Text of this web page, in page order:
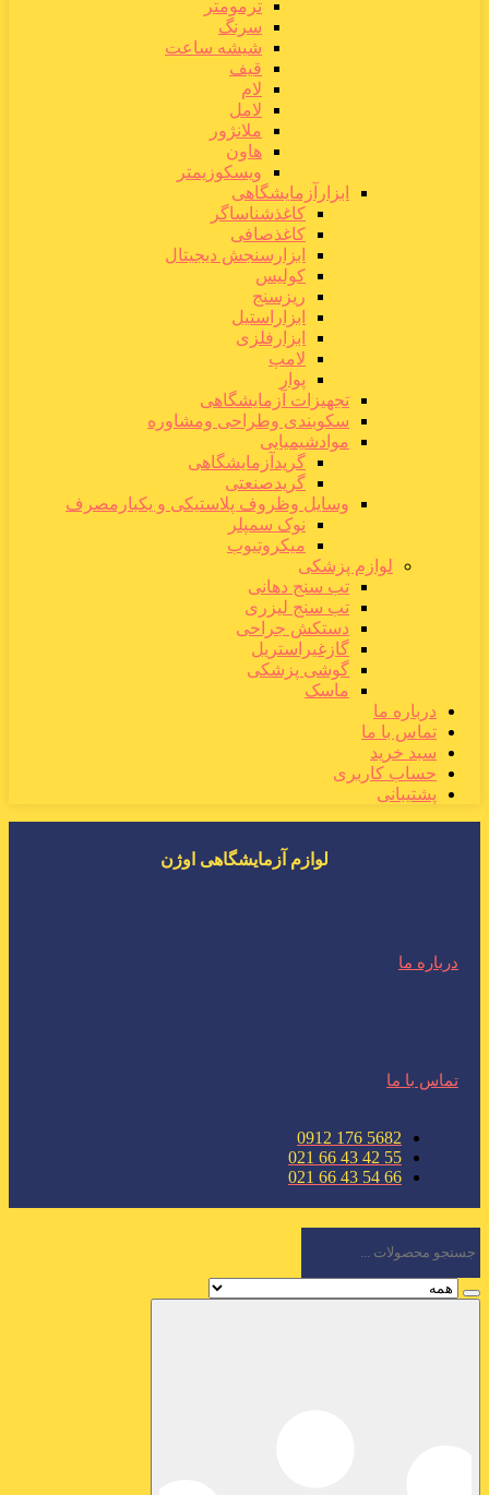
ترمومتر
سرنگ
شیشه ساعت
قیف
لام
لامل
ملانژور
هاون
ویسکوزیمتر
ابزارآزمایشگاهی
کاغذشناساگر
کاغذصافی
ابزارسنجش دیجیتال
کولیس
ریزسنج
ابزاراستیل
ابزارفلزی
لامپ
پوار
تجهیزات آزمایشگاهی
سکوبندی وطراحی ومشاوره
موادشیمیایی
گریدآزمایشگاهی
گریدصنعتی
وسایل وظروف پلاستیکی و یکبارمصرف
نوک سمپلر
میکروتیوب
لوازم پزشکی
تب سنج دهانی
تب سنج لیزری
دستکش جراحی
گازغیراستریل
گوشی پزشکی
ماسک
درباره ما
تماس با ما
سبد خرید
حساب کاربری
پشتیبانی
لوازم آزمایشگاهی اوژن
درباره ما
تماس با ما
5682 176 0912
55 42 43 66 021
66 54 43 66 021